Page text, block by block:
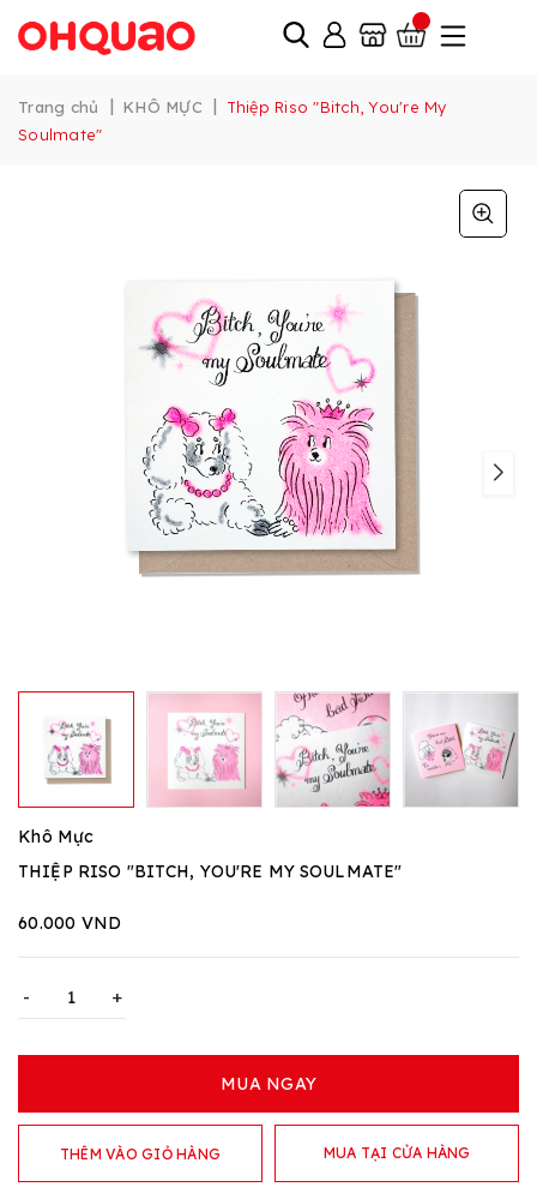
Trang chủ | KHÔ MỰC |
Thiệp Riso "Bitch, You're My
Soulmate"
Khô Mực
THIỆP RISO "BITCH, YOU'RE MY SOULMATE"
60.000 VND
- +
MUA NGAY
THÊM VÀO GIỎ HÀNG MUA TẠI CỬA HÀNG